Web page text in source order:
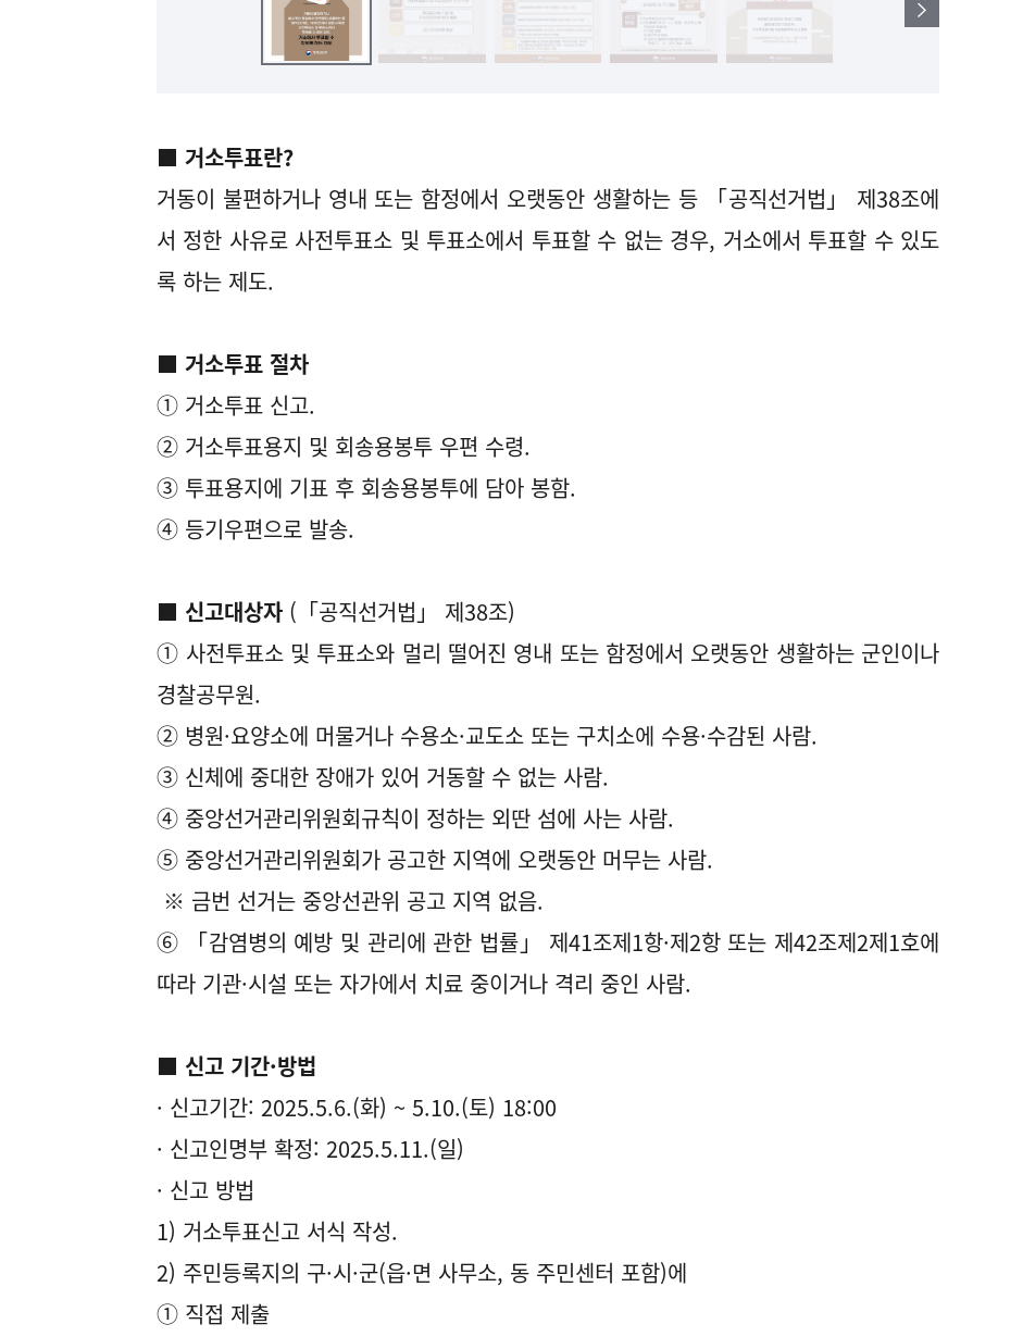
■ 거소투표란?
거동이 불편하거나 영내 또는 함정에서 오랫동안 생활하는 등 「공직선거법」 제38조에
서 정한 사유로 사전투표소 및 투표소에서 투표할 수 없는 경우, 거소에서 투표할 수 있도
록 하는 제도.
■ 거소투표 절차
① 거소투표 신고.
② 거소투표용지 및 회송용봉투 우편 수령.
③ 투표용지에 기표 후 회송용봉투에 담아 봉함.
④ 등기우편으로 발송.
■ 신고대상자 (「공직선거법」 제38조)
① 사전투표소 및 투표소와 멀리 떨어진 영내 또는 함정에서 오랫동안 생활하는 군인이나
경찰공무원.
② 병원·요양소에 머물거나 수용소·교도소 또는 구치소에 수용·수감된 사람.
③ 신체에 중대한 장애가 있어 거동할 수 없는 사람.
④ 중앙선거관리위원회규칙이 정하는 외딴 섬에 사는 사람.
⑤ 중앙선거관리위원회가 공고한 지역에 오랫동안 머무는 사람.
※ 금번 선거는 중앙선관위 공고 지역 없음.
⑥ 「감염병의 예방 및 관리에 관한 법률」 제41조제1항·제2항 또는 제42조제2제1호에
따라 기관·시설 또는 자가에서 치료 중이거나 격리 중인 사람.
■ 신고 기간·방법
· 신고기간: 2025.5.6.(화) ~ 5.10.(토) 18:00
· 신고인명부 확정: 2025.5.11.(일)
· 신고 방법
1) 거소투표신고 서식 작성.
2) 주민등록지의 구·시·군(읍·면 사무소, 동 주민센터 포함)에
① 직접 제출